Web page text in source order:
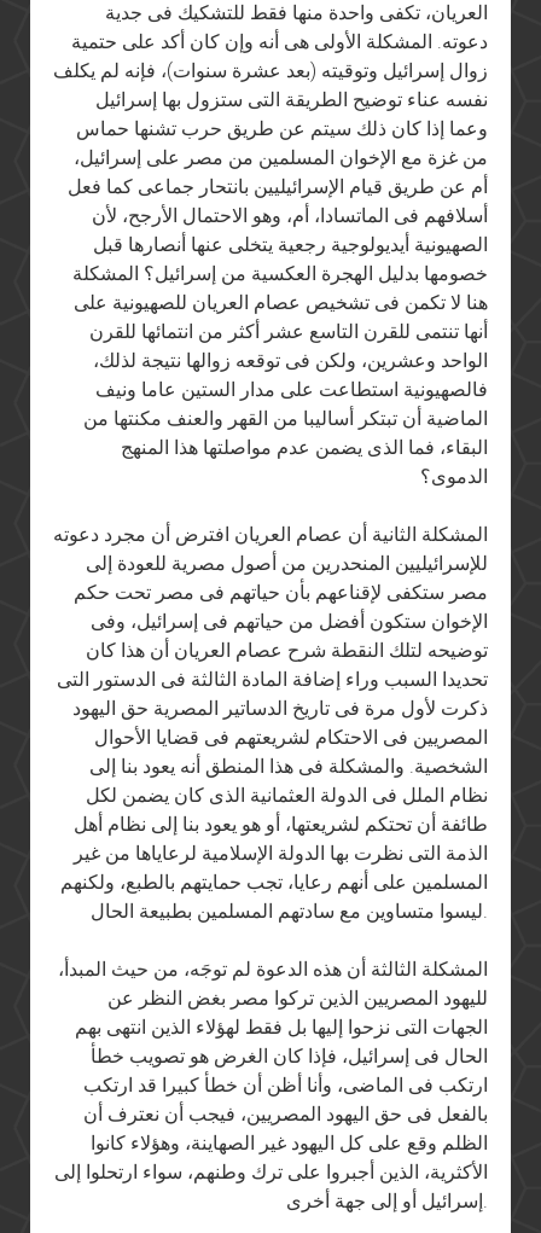
العريان، تكفى واحدة منها فقط للتشكيك فى جدية
دعوته. المشكلة الأولى هى أنه وإن كان أكد على حتمية
زوال إسرائيل وتوقيته (بعد عشرة سنوات)، فإنه لم يكلف
نفسه عناء توضيح الطريقة التى ستزول بها إسرائيل
وعما إذا كان ذلك سيتم عن طريق حرب تشنها حماس
من غزة مع الإخوان المسلمين من مصر على إسرائيل،
أم عن طريق قيام الإسرائيليين بانتحار جماعى كما فعل
أسلافهم فى الماتسادا، أم، وهو الاحتمال الأرجح، لأن
الصهيونية أيديولوجية رجعية يتخلى عنها أنصارها قبل
خصومها بدليل الهجرة العكسية من إسرائيل؟ المشكلة
هنا لا تكمن فى تشخيص عصام العريان للصهيونية على
أنها تنتمى للقرن التاسع عشر أكثر من انتمائها للقرن
الواحد وعشرين، ولكن فى توقعه زوالها نتيجة لذلك،
فالصهيونية استطاعت على مدار الستين عاما ونيف
الماضية أن تبتكر أساليبا من القهر والعنف مكنتها من
البقاء، فما الذى يضمن عدم مواصلتها هذا المنهج
الدموى؟
المشكلة الثانية أن عصام العريان افترض أن مجرد دعوته
للإسرائيليين المنحدرين من أصول مصرية للعودة إلى
مصر ستكفى لإقناعهم بأن حياتهم فى مصر تحت حكم
الإخوان ستكون أفضل من حياتهم فى إسرائيل، وفى
توضيحه لتلك النقطة شرح عصام العريان أن هذا كان
تحديدا السبب وراء إضافة المادة الثالثة فى الدستور التى
ذكرت لأول مرة فى تاريخ الدساتير المصرية حق اليهود
المصريين فى الاحتكام لشريعتهم فى قضايا الأحوال
الشخصية. والمشكلة فى هذا المنطق أنه يعود بنا إلى
نظام الملل فى الدولة العثمانية الذى كان يضمن لكل
طائفة أن تحتكم لشريعتها، أو هو يعود بنا إلى نظام أهل
الذمة التى نظرت بها الدولة الإسلامية لرعاياها من غير
المسلمين على أنهم رعايا، تجب حمايتهم بالطبع، ولكنهم
ليسوا متساوين مع سادتهم المسلمين بطبيعة الحال.
المشكلة الثالثة أن هذه الدعوة لم توجَه، من حيث المبدأ،
لليهود المصريين الذين تركوا مصر بغض النظر عن
الجهات التى نزحوا إليها بل فقط لهؤلاء الذين انتهى بهم
الحال فى إسرائيل، فإذا كان الغرض هو تصويب خطأ
ارتكب فى الماضى، وأنا أظن أن خطأ كبيرا قد ارتكب
بالفعل فى حق اليهود المصريين، فيجب أن نعترف أن
الظلم وقع على كل اليهود غير الصهاينة، وهؤلاء كانوا
الأكثرية، الذين أجبروا على ترك وطنهم، سواء ارتحلوا إلى
إسرائيل أو إلى جهة أخرى.